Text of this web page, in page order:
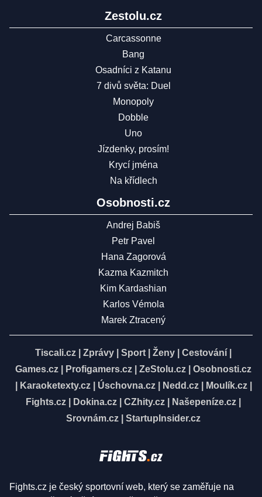
Zestolu.cz
Carcassonne
Bang
Osadníci z Katanu
7 divů světa: Duel
Monopoly
Dobble
Uno
Jízdenky, prosím!
Krycí jména
Na křídlech
Osobnosti.cz
Andrej Babiš
Petr Pavel
Hana Zagorová
Kazma Kazmitch
Kim Kardashian
Karlos Vémola
Marek Ztracený
Tiscali.cz Zprávy Sport Ženy Cestování
Games.cz
Profigamers.cz ZeStolu.cz
Osobnosti.cz
Karaoketexty.cz| Úschovna.cz| Nedd.cz| Moulík.cz|
Fights.cz
Dokina.cz CZhity.cz Našepeníze.cz
Srovnám.cz
StartupInsider.cz
Fights.cz je český sportovní web, který se zaměřuje na